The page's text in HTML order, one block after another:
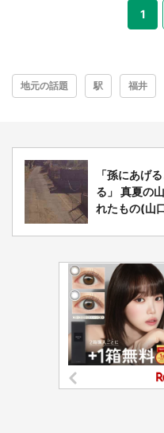
1
地元の話題 駅 福井
「孫にあげ
る」 真夏の
れたもの(山